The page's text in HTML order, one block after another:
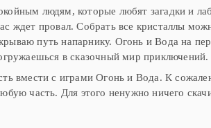
людям, которые любят загадки и
ждет провал. Собрать все кристаллы
путь напарнику. Огонь и Вода на
в сказочный мир приключений.
вмести с играми Огонь и Вода. К
часть. Для этого ненужно ничего